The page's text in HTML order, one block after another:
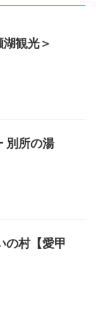
観光＞
別所の湯
の村【愛甲